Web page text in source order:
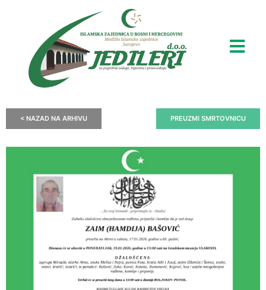
< NAZAD NA ARHIVU PREUZMI SMRTOVNICU